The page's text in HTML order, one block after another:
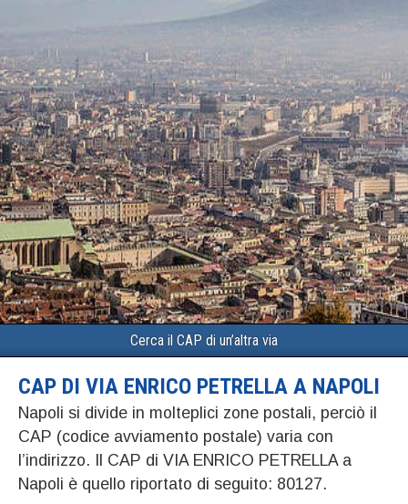
Cerca il CAP di un’altra via
CAP DI VIA ENRICO PETRELLA A NAPOLI
Napoli si divide in molteplici zone postali, perciò il
CAP (codice avviamento postale) varia con
l’indirizzo. Il CAP di VIA ENRICO PETRELLA a
Napoli è quello riportato di seguito: 80127.